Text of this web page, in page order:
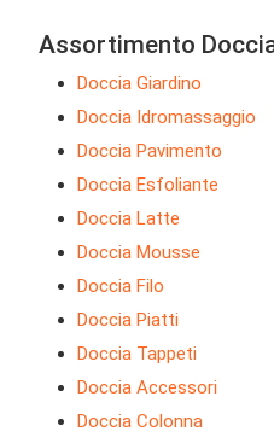
Assortimento
Doccia Giardino
Doccia Idromassaggio
Doccia Pavimento
Doccia Esfoliante
Doccia Latte
Doccia Mousse
Doccia Filo
Doccia Piatti
Doccia Tappeti
Doccia Accessori
Doccia Colonna